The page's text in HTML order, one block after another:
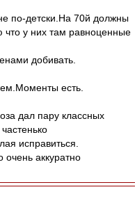
по-детски.На 70й должны
что у них там равноценные
добивать.
есть.
дал пару классных
исправиться.
очень аккуратно